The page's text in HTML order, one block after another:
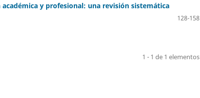
y profesional: una revisión sistemática
128-158
1 - 1 de 1 elementos